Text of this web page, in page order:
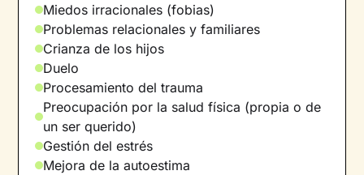
Me gusta trabajar desde la cercanía, la libertad
y la transparencia, creando un espacio seguro
donde la relación terapéutica sea el punto de
apoyo para generar cambio. Considero que el
autoconocimiento es una de las herramientas
más potentes para transformar nuestra vida, y
si estás dispuesta o dispuesto a iniciar este
camino, estaré encantada de acompañarte.
Miedos irracionales (fobias)
Problemas relacionales y familiares
Crianza de los hijos
Duelo
Procesamiento del trauma
Preocupación por la salud física (propia o de
un ser querido)
Gestión del estrés
Mejora de la autoestima